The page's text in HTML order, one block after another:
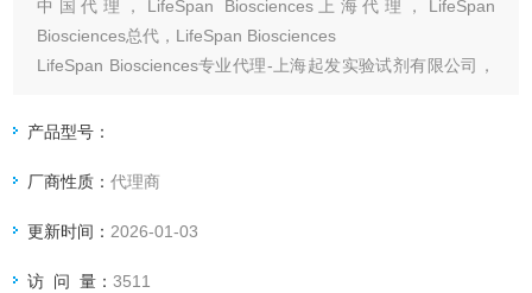
中国代理，LifeSpan Biosciences上海代理，LifeSpan
Biosciences总代，LifeSpan Biosciences
LifeSpan Biosciences专业代理-上海起发实验试剂有限公司，
产品型号：
厂商性质：代理商
更新时间： 2026-01-03
访 问 量：3511